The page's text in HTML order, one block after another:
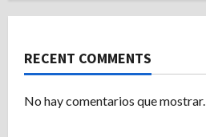
RECENT COMMENTS
No hay comentarios que mostrar.